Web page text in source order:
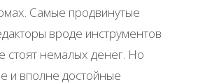
Самые продвинутые
вроде инструментов
стоят немалых денег. Но
и вполне достойные